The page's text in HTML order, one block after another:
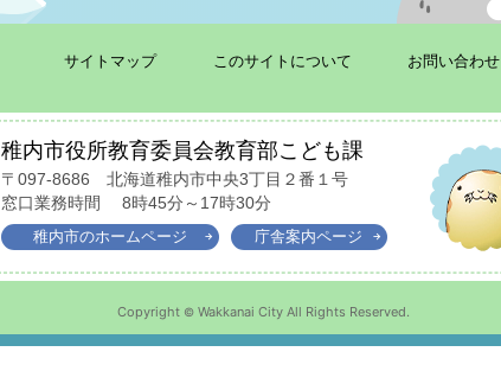
サイトマップ このサイトについて お問い合わせ
稚内市役所教育委員会教育部こども課
〒097-8686 北海道稚内市中央3丁目２番１号
窓口業務時間 8時45分～17時30分
稚内市のホームページ 庁舎案内ページ
Copyright ©Wakkanai City All Rights Reserved.